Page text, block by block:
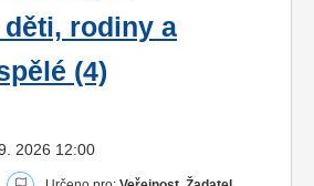
rodiny a
(4)
2026 12:00